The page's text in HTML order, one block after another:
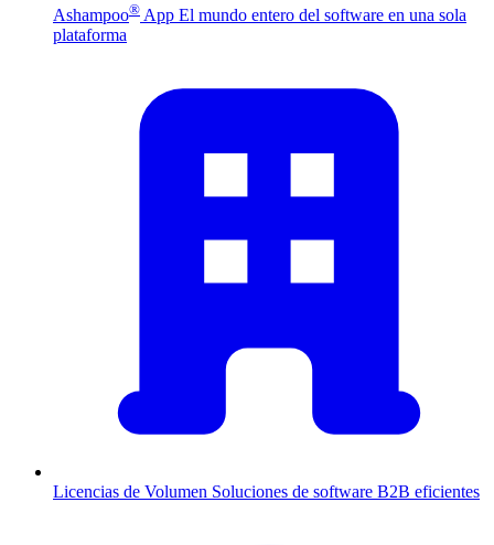
Ashampoo® App El mundo entero del software en una sola
plataforma
Licencias de Volumen Soluciones de software B2B eficientes